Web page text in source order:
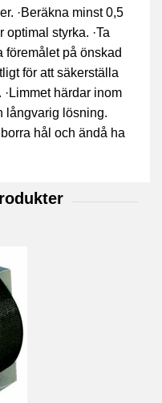
·Beräkna minst 0,5
optimal styrka. ·Ta
föremålet på önskad
för att säkerställa
härdar inom
långvarig lösning.
hål och ändå ha